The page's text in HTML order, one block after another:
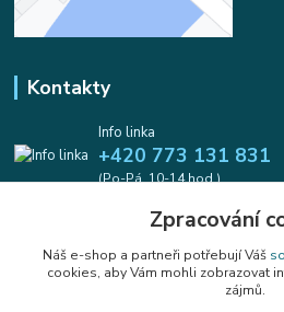
Kontakty
Info linka
+420 773 131 831
(Po-Pá, 10-14 hod.)
info@koralkomat.czZpracování
Náš e-shop a partneři potřebují Váš
cookies, aby Vám mohli zobrazovat
zájmů.